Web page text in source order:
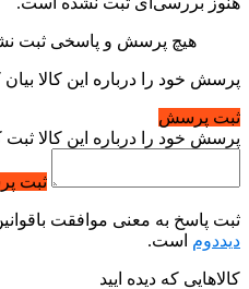
هیچ پرسش و پاسخی ثبت
پرسش خود را درباره این کالا بیان
ثبت پرسش
پرسش خود را درباره این کالا ثبت
ثبت
ثبت پاسخ به معنی موافقت
دیددوم است.
کالاهایی که دیده ایید